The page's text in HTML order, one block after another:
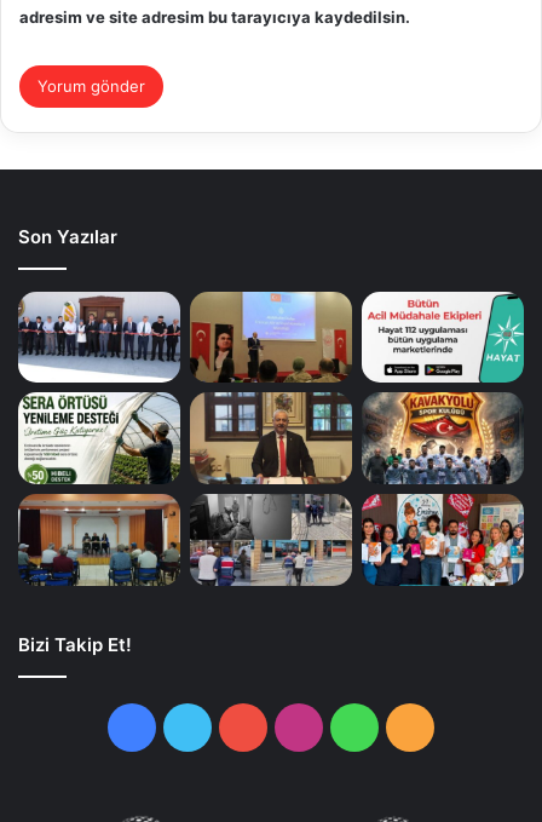
adresim ve site adresim bu tarayıcıya kaydedilsin.
Son Yazılar
Bizi Takip Et!
FacebookTwitterYouTubeInstagramWhatsApp
RSS